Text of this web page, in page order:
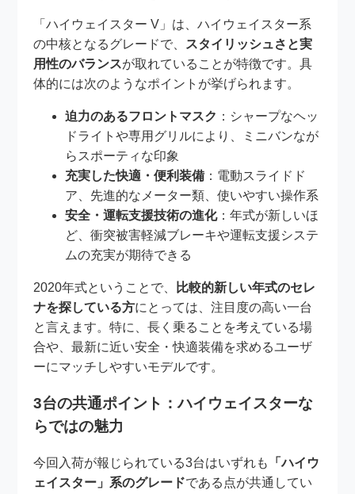
「ハイウェイスター V」は、ハイウェイスター系
の中核となるグレードで、 スタイリッシュさと実
用性のバランスが取れていることが特徴です。具
体的には次のようなポイントが挙げられます。
迫力のあるフロントマスク ：シャープなヘッ
ドライトや専用グリルにより、ミニバンなが
らスポーティな印象
充実した快適・便利装備 ：電動スライドド
ア、先進的なメーター類、使いやすい操作系
安全・運転支援技術の進化：年式が新しいほ
ど、衝突被害軽減ブレーキや運転支援システ
ムの充実が期待できる
2020年式ということで、
比較的新しい年式のセレ
ナを探している方にとっては、注目度の高い一台
と言えます。特に、長く乗ることを考えている場
合や、最新に近い安全・快適装備を求めるユーザ
ーにマッチしやすいモデルです。
3台の共通ポイント：ハイウェイスターな
らではの魅力
今回入荷が報じられている3台はいずれも
「ハイウ
ェイスター」系のグレードである点が共通してい